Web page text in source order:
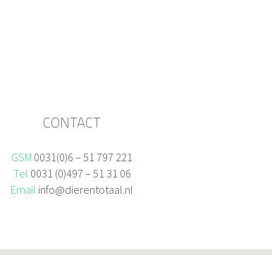
CONTACT
GSM 0031(0)6 – 51 797 221
Tel 0031 (0)497 – 51 31 06
Email info@dierentotaal.nl